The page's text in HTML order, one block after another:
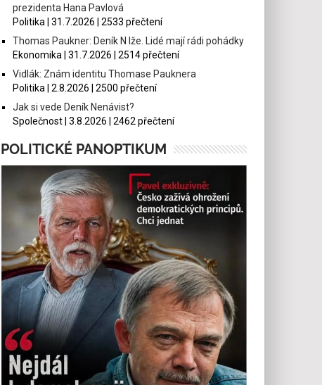
prezidenta Hana Pavlová
Politika | 31.7.2026 | 2533 přečtení
Thomas Paukner: Deník N lže. Lidé mají rádi pohádky
Ekonomika | 31.7.2026 | 2514 přečtení
Vidlák: Znám identitu Thomase Pauknera
Politika | 2.8.2026 | 2500 přečtení
Jak si vede Deník Nenávist?
Společnost | 3.8.2026 | 2462 přečtení
POLITICKÉ PANOPTIKUM